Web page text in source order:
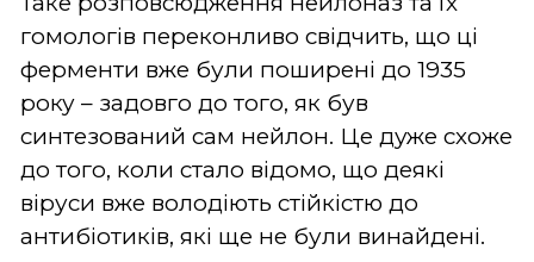
гомологів переконливо свідчить, що ці
ферменти вже були поширені до 1935
року – задовго до того, як був
синтезований сам нейлон. Це дуже схоже
до того, коли стало відомо, що деякі
віруси вже володіють стійкістю до
антибіотиків, які ще не були винайдені.